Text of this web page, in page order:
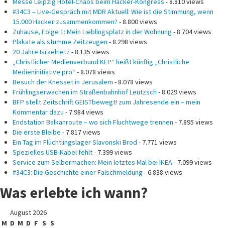
#34C3 – Live-Gespräch mit MDR Aktuell: Wie ist die Stimmung, wenn
15.000 Hacker zusammenkommen? - 8.800 views
Zuhause, Folge 1: Mein Lieblingsplatz in der Wohnung - 8.704 views
Plakate als stumme Zeitzeugen - 8.298 views
20 Jahre Israelnetz - 8.135 views
„Christlicher Medienverbund KEP“ heißt künftig „Christliche
Medieninitiative pro“- 8.078 views
Besuch der Knesset in Jerusalem - 8.078 views
Frühlingserwachen im Straßenbahnhof Leutzsch - 8.029 views
BFP stellt Zeitschrift GEISTbewegt! zum Jahresende ein – mein
Kommentar dazu - 7.984 views
Endstation Balkanroute – wo sich Fluchtwege trennen - 7.895 views
Die erste Bleibe - 7.817 views
Ein Tag im Flüchtlingslager Slavonski Brod - 7.771 views
Spezielles USB-Kabel fehlt- 7.399 views
Service zum Selbermachen: Mein letztes Mal bei IKEA - 7.099 views
#34C3: Die Geschichte einer Falschmeldung - 6.838 views
Was erlebte ich wann?
August 2026
M D M D F S S